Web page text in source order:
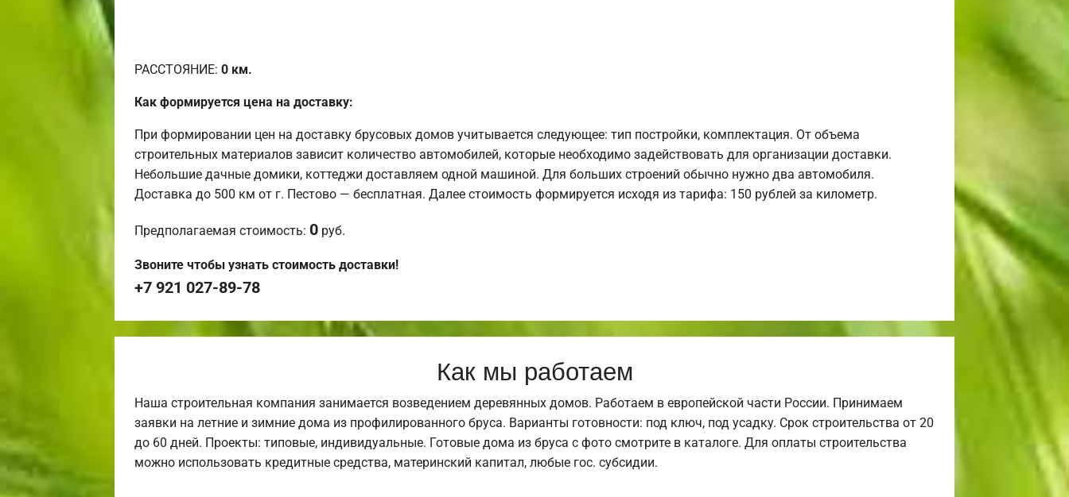
РАССТОЯНИЕ: 0 км.
Как формируется цена на доставку:
При формировании цен на доставку брусовых домов учитывается следующее: тип постройки, комплектация. От объема
строительных материалов зависит количество автомобилей, которые необходимо задействовать для организации доставки.
Небольшие дачные домики, коттеджи доставляем одной машиной. Для больших строений обычно нужно два автомобиля.
Доставка до 500 км от г. Пестово — бесплатная. Далее стоимость формируется исходя из тарифа: 150 рублей за километр.
Предполагаемая стоимость: 0 руб.
Звоните чтобы узнать стоимость доставки!
+7 921 027-89-78
Как мы работаем
Наша строительная компания занимается возведением деревянных домов. Работаем в европейской части России. Принимаем
заявки на летние и зимние дома из профилированного бруса. Варианты готовности: под ключ, под усадку. Срок строительства от 20
до 60 дней. Проекты: типовые, индивидуальные. Готовые дома из бруса с фото смотрите в каталоге. Для оплаты строительства
можно использовать кредитные средства, материнский капитал, любые гос. субсидии.